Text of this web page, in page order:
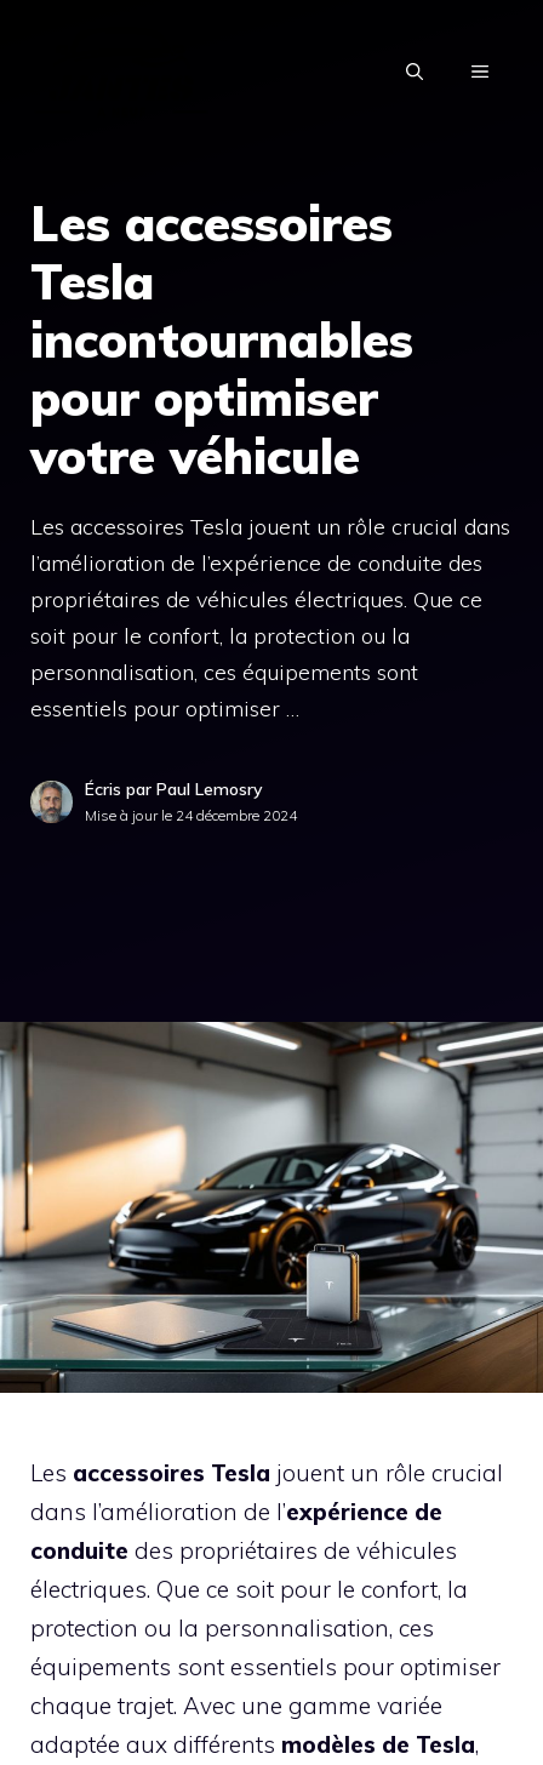
MENU
Les accessoires
Tesla
incontournables
pour optimiser
votre véhicule
Les accessoires Tesla jouent un rôle crucial dans
l’amélioration de l’expérience de conduite des
propriétaires de véhicules électriques. Que ce
soit pour le confort, la protection ou la
personnalisation, ces équipements sont
essentiels pour optimiser …
Écris par Paul Lemosry
Mise à jour le 24 décembre 2024
Les accessoires Tesla jouent un rôle crucial
dans l’amélioration de l’expérience de
conduite des propriétaires de véhicules
électriques. Que ce soit pour le confort, la
protection ou la personnalisation, ces
équipements sont essentiels pour optimiser
chaque trajet. Avec une gamme variée
adaptée aux différents modèles de Tesla,